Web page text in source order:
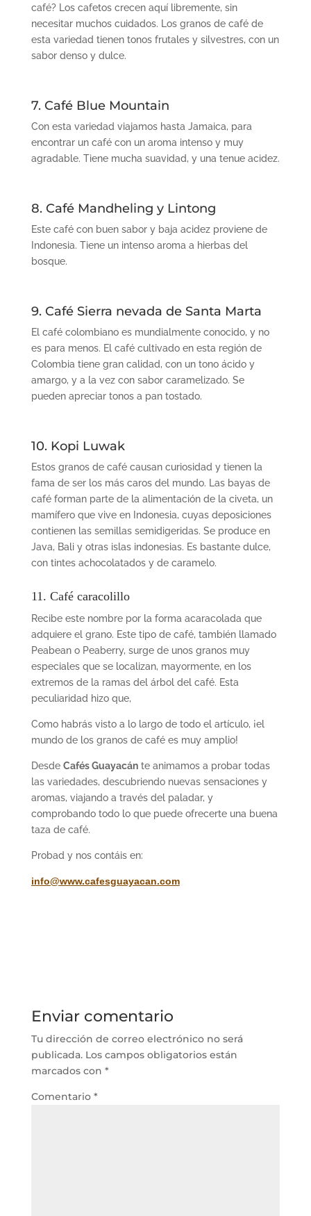
café? Los cafetos crecen aquí libremente, sin
necesitar muchos cuidados. Los granos de café de
esta variedad tienen tonos frutales y silvestres, con un
sabor denso y dulce.
7. Café Blue Mountain
Con esta variedad viajamos hasta Jamaica, para
encontrar un café con un aroma intenso y muy
agradable. Tiene mucha suavidad, y una tenue acidez.
8. Café Mandheling y Lintong
Este café con buen sabor y baja acidez proviene de
Indonesia. Tiene un intenso aroma a hierbas del
bosque.
9. Café Sierra nevada de Santa Marta
El café colombianoes mundialmente conocido, y no
es para menos. El café cultivado en esta región de
Colombia tiene gran calidad, con un tono ácido y
amargo, y a la vez con sabor caramelizado. Se
pueden apreciar tonos a pan tostado.
10. Kopi Luwak
Estos granos de café causan curiosidad y tienen la
fama de ser los más caros del mundo. Las bayas de
café forman parte de la alimentación de la civeta, un
mamífero que vive en Indonesia, cuyas deposiciones
contienen las semillas semidigeridas. Se produce en
Java, Bali y otras islas indonesias. Es bastante dulce,
con tintes achocolatados y de caramelo.
11. Café caracolillo
Recibe este nombre por la forma acaracolada que
adquiere el grano. Este tipo de café, también llamado
Peabean o Peaberry, surge de unos granos muy
especiales que se localizan, mayormente, en los
extremos de la ramas del árbol del café. Esta
peculiaridad hizo que,
Como habrás visto a lo largo de todo el artículo, ¡el
mundo de los granos de café es muy amplio!
Desde Cafés Guayacánte animamos a probar todas
las variedades, descubriendo nuevas sensaciones y
aromas, viajando a través del paladar, y
comprobando todo lo que puede ofrecerte una buena
taza de café.
Probad y nos contáis en:
info@www.cafesguayacan.com
Enviar comentario
Tu dirección de correo electrónico no será
publicada. Los campos obligatorios están
marcados con *
Comentario *